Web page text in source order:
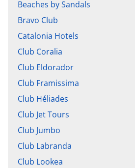
Beaches by Sandals
Bravo Club
Catalonia Hotels
Club Coralia
Club Eldorador
Club Framissima
Club Héliades
Club Jet Tours
Club Jumbo
Club Labranda
Club Lookea